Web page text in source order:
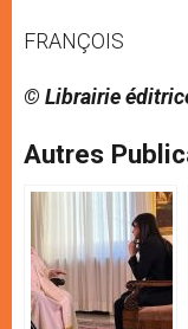
FRANÇOIS
© Librairie
Autres